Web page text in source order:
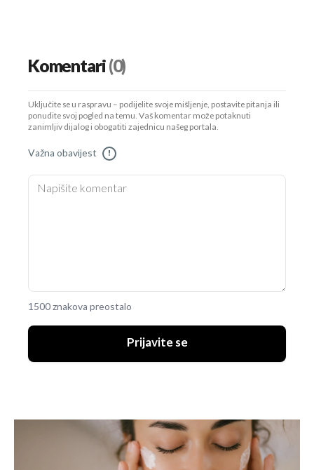
Komentari(0)
Uključite se u raspravu – podijelite svoje mišljenje, postavite pitanja ili
ponudite svoj pogled na temu. Vaš komentar može potaknuti
zanimljiv dijalog i obogatiti zajednicu našeg portala.
Važna obavijest !
1500 znakova preostalo
Prijavite se